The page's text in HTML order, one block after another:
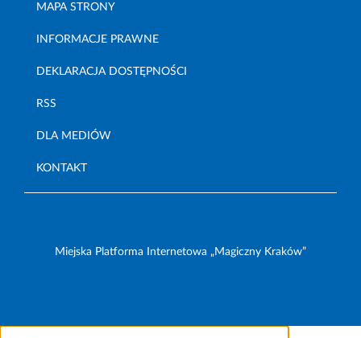
MAPA STRONY
INFORMACJE PRAWNE
DEKLARACJA DOSTĘPNOŚCI
RSS
DLA MEDIÓW
KONTAKT
Miejska Platforma Internetowa „Magiczny Kraków”